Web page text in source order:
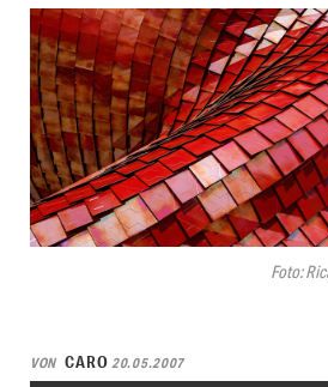
Foto:
VON CARO20.05.2007